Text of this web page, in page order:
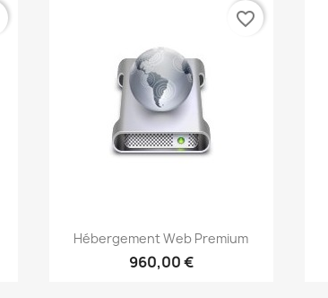
Aperçu rapide
Hébergement Web Premium
960,00 €
favorite_border